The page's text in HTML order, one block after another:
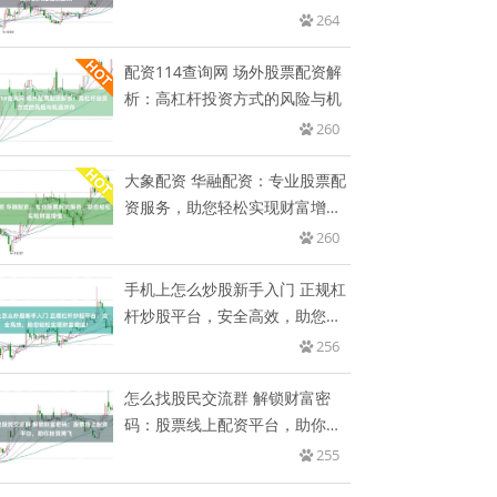
264
配资114查询网 场外股票配资解
析：高杠杆投资方式的风险与机
260
大象配资 华融配资：专业股票配
资服务，助您轻松实现财富增
260
手机上怎么炒股新手入门 正规杠
杆炒股平台，安全高效，助您轻
256
怎么找股民交流群 解锁财富密
码：股票线上配资平台，助你投
255